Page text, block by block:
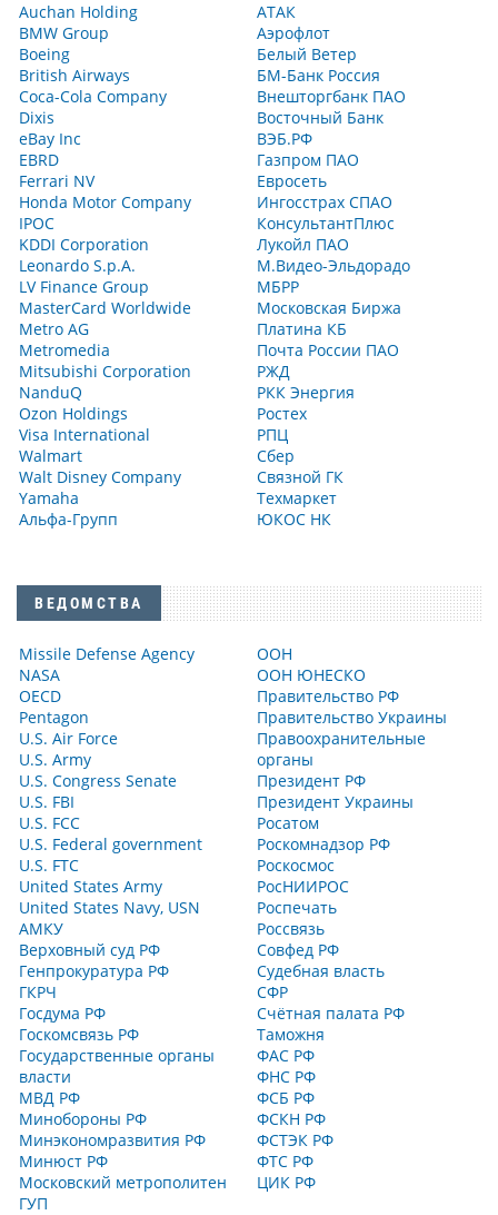
Auchan Holding
BMW Group
Boeing
British Airways
Coca-Cola Company
Dixis
eBay Inc
EBRD
Ferrari NV
Honda Motor Company
IPOC
KDDI Corporation
Leonardo S.p.A.
LV Finance Group
MasterCard Worldwide
Metro AG
Metromedia
Mitsubishi Corporation
NanduQ
Ozon Holdings
Visa International
Walmart
Walt Disney Company
Yamaha
Альфа-Групп
АТАК
Аэрофлот
Белый Ветер
БМ-Банк Россия
Внешторгбанк ПАО
Восточный Банк
ВЭБ.РФ
Газпром ПАО
Евросеть
Ингосстрах СПАО
КонсультантПлюс
Лукойл ПАО
М.Видео-Эльдорадо
МБРР
Московская Биржа
Платина КБ
Почта России ПАО
РЖД
РКК Энергия
Ростех
РПЦ
Сбер
Связной ГК
Техмаркет
ЮКОС НК
ВЕДОМСТВА
Missile Defense Agency
NASA
OECD
Pentagon
U.S. Air Force
U.S. Army
U.S. Congress Senate
U.S. FBI
U.S. FCC
U.S. Federal government
U.S. FTC
United States Army
United States Navy, USN
АМКУ
Верховный суд РФ
Генпрокуратура РФ
ГКРЧ
Госдума РФ
Госкомсвязь РФ
Государственные органы
власти
МВД РФ
Минобороны РФ
Минэкономразвития РФ
Минюст РФ
Московский метрополитен
ГУП
ООН
ООН ЮНЕСКО
Правительство РФ
Правительство Украины
Правоохранительные
органы
Президент РФ
Президент Украины
Росатом
Роскомнадзор РФ
Роскосмос
РосНИИРОС
Роспечать
Россвязь
Совфед РФ
Судебная власть
СФР
Счётная палата РФ
Таможня
ФАС РФ
ФНС РФ
ФСБ РФ
ФСКН РФ
ФСТЭК РФ
ФТС РФ
ЦИК РФ